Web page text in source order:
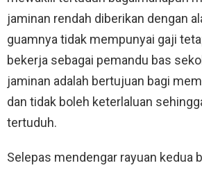
jaminan rendah diberikan dengan
guamnya tidak mempunyai gaji
bekerja sebagai pemandu bas
jaminan adalah bertujuan bagi
dan tidak boleh keterlaluan
tertuduh.
Selepas mendengar rayuan kedua